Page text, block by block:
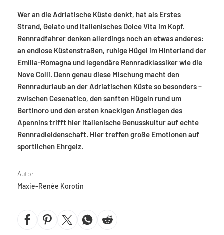
Wer an die Adriatische Küste denkt, hat als Erstes
Strand, Gelato und italienisches Dolce Vita im Kopf.
Rennradfahrer denken allerdings noch an etwas anderes:
an endlose Küstenstraßen, ruhige Hügel im Hinterland der
Emilia-Romagna und legendäre Rennradklassiker wie die
Nove Colli. Denn genau diese Mischung macht den
Rennradurlaub an der Adriatischen Küste so besonders –
zwischen Cesenatico, den sanften Hügeln rund um
Bertinoro und den ersten knackigen Anstiegen des
Apennins trifft hier italienische Genusskultur auf echte
Rennradleidenschaft. Hier treffen große Emotionen auf
sportlichen Ehrgeiz.
Autor
Maxie-Renée Korotin